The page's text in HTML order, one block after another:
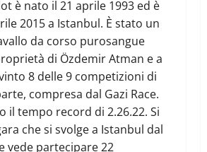
è nato il 21 aprile 1993 ed è
2015 a Istanbul. È stato un
da corso purosangue
di Özdemir Atman e a
8 delle 9 competizioni di
compresa dal Gazi Race.
il tempo record di 2.26.22. Si
che si svolge a Istanbul dal
vede partecipare 22